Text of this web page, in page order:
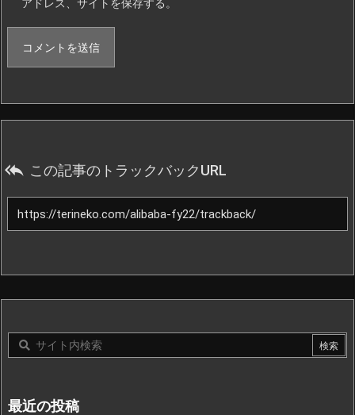
アドレス、サイトを保存する。
 この記事のトラックバックURL
最近の投稿